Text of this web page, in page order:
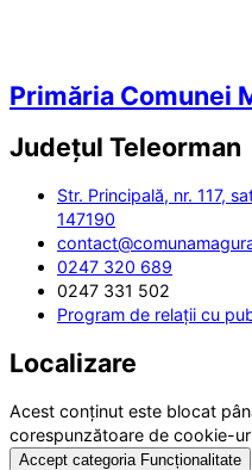
Primăria Comunei
Județul Teleorman
Str. Principală, nr. 117,
147190
0247 320 689
0247 331 502
Program de relații cu
Localizare
Acest conținut este blocat
corespunzătoare de cookie-
Accept categoria Funcționalitate